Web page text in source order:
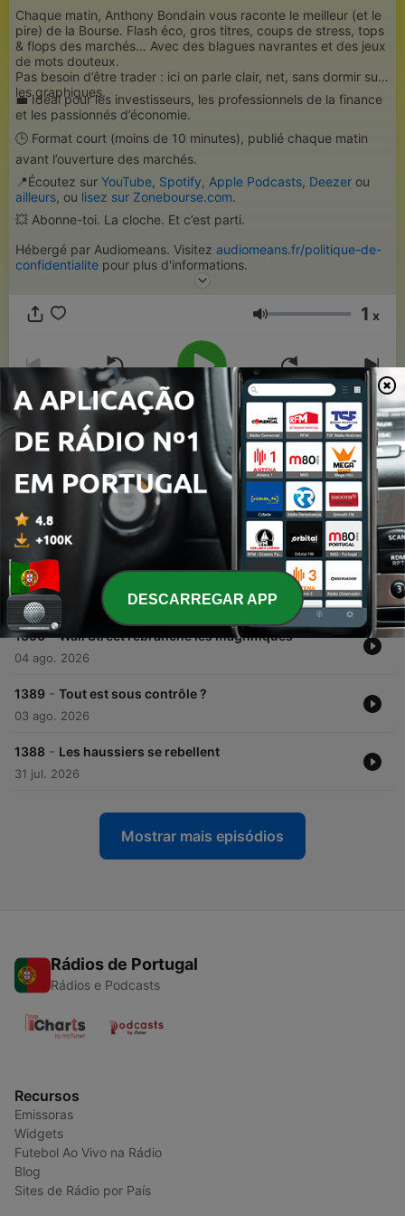
Chaque matin, Anthony Bondain vous raconte le meilleur (et le
pire) de la Bourse. Flash éco, gros titres, coups de stress, tops
& flops des marchés… Avec des blagues navrantes et des jeux
de mots douteux.
Pas besoin d’être trader : ici on parle clair, net, sans dormir sur
les graphiques.
💼 Idéal pour les investisseurs, les professionnels de la finance
et les passionnés d’économie.
🕒 Format court (moins de 10 minutes), publié chaque matin
avant l’ouverture des marchés.
📍Écoutez sur YouTube, Spotify, Apple Podcasts, Deezer ou
ailleurs, ou lisez sur Zonebourse.com.
💥 Abonne-toi. La cloche. Et c’est parti.
Hébergé par Audiomeans. Visitez audiomeans.fr/politique-de-
confidentialite pour plus d'informations.
Volume 1 x
00:00 00:00
Episódios
1392 - L'or se réveille, les puces se font secouer
06 ago. 2026
1391 Les soldes d'été ont fait le plein sur la tech
05 ago. 2026
1390 - Wall Street rebranche les magnifiques
04 ago. 2026
1389 - Tout est sous contrôle ?
03 ago. 2026
1388 - Les haussiers se rebellent
31 jul. 2026
Mostrar mais episódios
Rádios de Portugal
Rádios e Podcasts
Recursos
Emissoras
Widgets
Futebol Ao Vivo na Rádio
Blog
Sites de Rádio por País
DESCARREGAR APP